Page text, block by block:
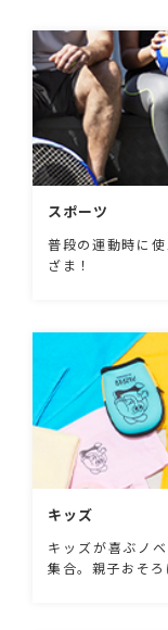
スポーツ
普段の運動時に
ざま！
キッズ
キッズが喜ぶノ
集合。親子おそろ